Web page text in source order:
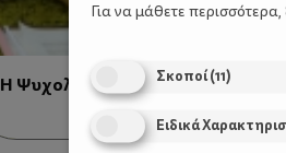
Η Ψυχολογία της Εγκύου
Για να μάθετε
Σκοποί(11)
Ειδικά